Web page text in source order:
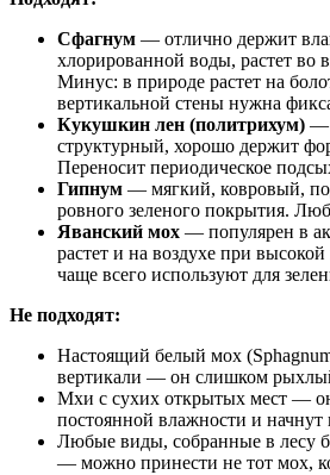
Сфагнум — отлично держит
хлорированной воды, растет во
Минус: в природе растет на
вертикальной стены нужна
Кукушкин лен (политрихум) —
структурный, хорошо держит
Переносит периодическое
Гипнум — мягкий, ковровый,
ровного зеленого покрытия.
Яванский мох — популярен в
растет и на воздухе при
чаще всего используют для
Не подходят:
Настоящий белый мох
вертикали — он слишком
Мхи с сухих открытых мест —
постоянной влажности и начнут
Любые виды, собранные в лесу
— можно принести не тот мох,